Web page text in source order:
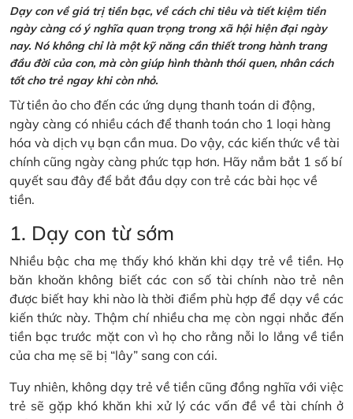
Dạy con về giá trị tiền bạc, về cách chi tiêu và tiết kiệm tiền
ngày càng có ý nghĩa quan trọng trong xã hội hiện đại ngày
nay. Nó không chỉ là một kỹ năng cần thiết trong hành trang
đầu đời của con, mà còn giúp hình thành thói quen, nhân cách
tốt cho trẻ ngay khi còn nhỏ.
Từ tiền ảo cho đến các ứng dụng thanh toán di động,
ngày càng có nhiều cách để thanh toán cho 1 loại hàng
hóa và dịch vụ bạn cần mua. Do vậy, các kiến thức về tài
chính cũng ngày càng phức tạp hơn. Hãy nắm bắt 1 số bí
quyết sau đây để bắt đầu dạy con trẻ các bài học về
tiền.
1. Dạy con từ sớm
Nhiều bậc cha mẹ thấy khó khăn khi dạy trẻ về tiền. Họ
băn khoăn không biết các con số tài chính nào trẻ nên
được biết hay khi nào là thời điểm phù hợp để dạy về các
kiến thức này. Thậm chí nhiều cha mẹ còn ngại nhắc đến
tiền bạc trước mặt con vì họ cho rằng nỗi lo lắng về tiền
của cha mẹ sẽ bị “lây” sang con cái.
Tuy nhiên, không dạy trẻ về tiền cũng đồng nghĩa với việc
trẻ sẽ gặp khó khăn khi xử lý các vấn đề về tài chính ở